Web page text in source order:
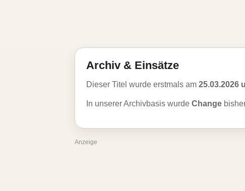
Archiv & Einsätze
Dieser Titel wurde erstmals am 25.03.2026
In unserer Archivbasis wurde Change
Anzeige